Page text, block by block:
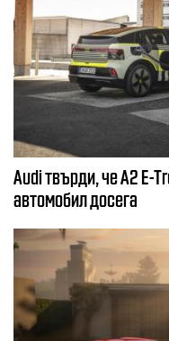
Audi твърди, че A2 E-
автомобил досега